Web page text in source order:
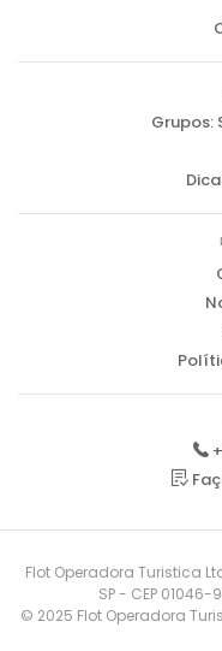
Grupos:
Flot Operadora Turistica
SP - CEP 01046-
© 2025 Flot Operadora